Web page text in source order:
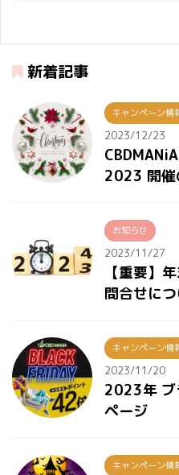
新着記事
キャンペーン情
2023/12/23
2023 開催
お知らせ
2023/11/27
【重要】
問合せに
キャンペーン情
2023/11/20
2023年
ページ
キャンペーン情